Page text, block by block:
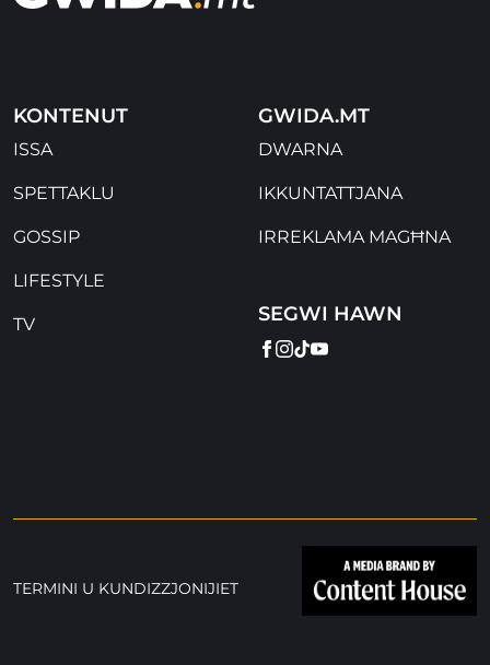
KONTENUT
ISSA
SPETTAKLU
GOSSIP
LIFESTYLE
TV
GWIDA.MT
DWARNA
IKKUNTATTJANA
IRREKLAMA MAGĦNA
SEGWI HAWN
FACEBOOK
INSTAGRAM
TIKTOK
YOUTUBE
TERMINI U KUNDIZZJONIJIET